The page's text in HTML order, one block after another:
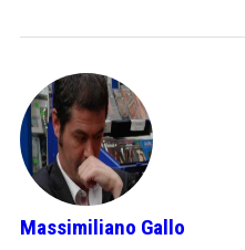
Massimiliano Gallo